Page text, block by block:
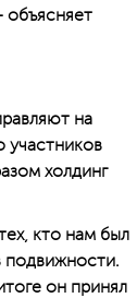
объясняет
на
участников
холдинг
кто нам был
подвижности.
он принял